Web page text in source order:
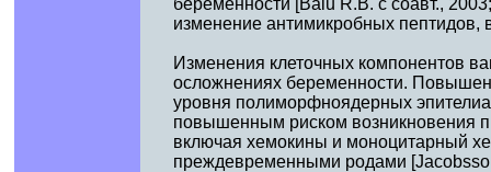
беременности [Balu R.B. с соавт.,
изменение антимикробных пептидов,
Изменения клеточных компонентов
осложнениях беременности.
уровня полиморфноядерных
повышенным риском возникновения
включая хемокины и моноцитарный
преждевременными родами